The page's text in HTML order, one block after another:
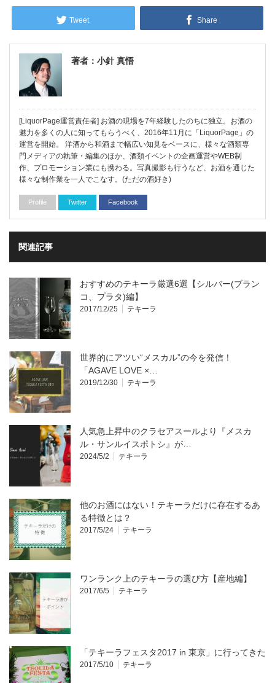
Tweet Share
著者：小針 真悟
[LiquorPage運営責任者] お酒の現場を7年経験したのちに独立。お酒の
魅力を多くの人に知ってもらうべく、2016年11月に「LiquorPage」の
運営を開始。 洋酒から和酒まで幅広い知見をベースに、様々な酒類専
門メディアの執筆・編集のほか、酒類イベントの企画運営やWEB制
作、プロモーション業にも携わる。写真撮影も行うなど、お酒を通じた
様々な制作業を一人でこなす。(ただの酒好き)
Profile Twitter Facebook
関連記事
おすすめのテキーラ厳選6選【シルバー(ブラン
コ、プラタ)編】
2017/12/25 テキーラ
世界的にアツい“メスカル”の今を発信！
「AGAVE LOVE ×…
2019/12/30 テキーラ
人気急上昇中のクラセアスールより『メスカ
ル・サンルイスポトシ』が…
2024/5/2 テキーラ
他のお酒にはない！テキーラだけに存在するあ
る特徴とは？
2017/5/24 テキーラ
ワンランク上のテキーラの選び方【産地編】
2017/6/5 テキーラ
「テキーラフェスタ2017 in 東京」に行ってきた
2017/5/10 テキーラ